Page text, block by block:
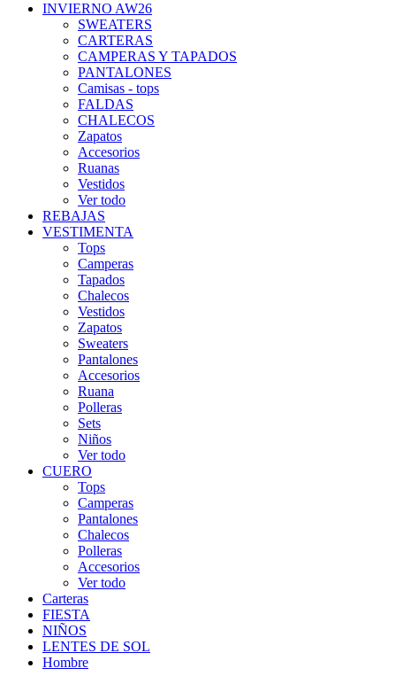
INVIERNO AW26
SWEATERS
CARTERAS
CAMPERAS Y TAPADOS
PANTALONES
Camisas - tops
FALDAS
CHALECOS
Zapatos
Accesorios
Ruanas
Vestidos
Ver todo
REBAJAS
VESTIMENTA
Tops
Camperas
Tapados
Chalecos
Vestidos
Zapatos
Sweaters
Pantalones
Accesorios
Ruana
Polleras
Sets
Niños
Ver todo
CUERO
Tops
Camperas
Pantalones
Chalecos
Polleras
Accesorios
Ver todo
Carteras
FIESTA
NIÑOS
LENTES DE SOL
Hombre